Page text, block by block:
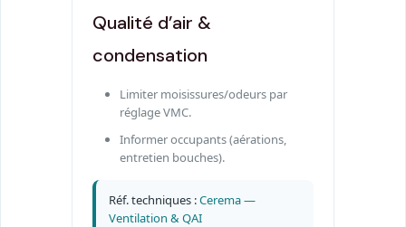
Qualité d’air &
condensation
Limiter moisissures/odeurs par
réglage VMC.
Informer occupants (aérations,
entretien bouches).
Réf. techniques :Cerema —
Ventilation & QAI